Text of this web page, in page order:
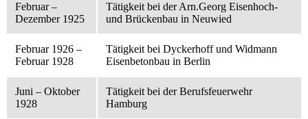
Februar –
Dezember 1925
Tätigkeit bei der Arn.Georg Eisenhoch-
und Brückenbau in Neuwied
Februar 1926 –
Februar 1928
Tätigkeit bei Dyckerhoff und Widmann
Eisenbetonbau in Berlin
Juni – Oktober
1928
Tätigkeit bei der Berufsfeuerwehr
Hamburg